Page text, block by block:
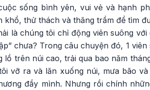
sống bình yên, vui vẻ và hạnh
khổ, thử thách và thăng trầm để tìm
là chúng tôi chỉ động viên suông
chưa? Trong câu chuyện đó, 1
lồ trên núi cao, trải qua bao năm
vỡ ra và lăn xuống núi, mưa bão
đầy mình. Nhưng rồi chính